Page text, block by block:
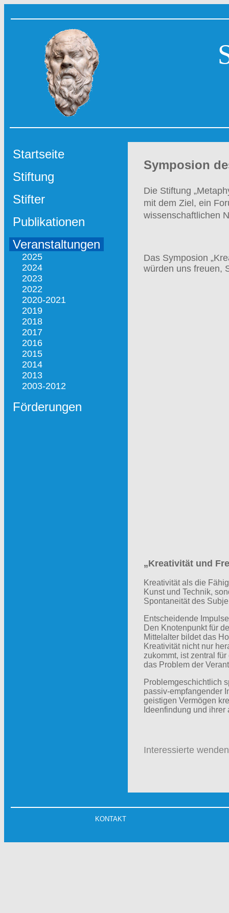
Startseite
Stiftung
Stifter
Publikationen
Veranstaltungen
2025
2024
2023
2022
2020-2021
2019
2018
2017
2016
2015
2014
2013
2003-2012
Förderungen
Symposion
Die Stiftung
mit dem Ziel, ein
wissenschaftlichen
Das Symposion
würden uns freuen,
„Kreativität und
Kreativität als die
Kunst und Technik,
Spontaneität des
Entscheidende
Den Knotenpunkt für
Mittelalter bildet das
Kreativität nicht nur
zukommt, ist zentral
das Problem der
Problemgeschichtlich
passiv-empfangender
geistigen Vermögen
Ideenfindung und
Interessierte
KONTAKT